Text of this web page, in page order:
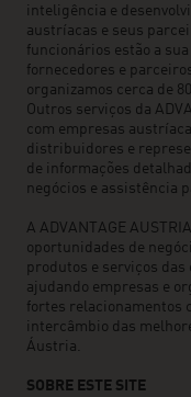
inteligência e
austríacas e seus
funcionários estão a
fornecedores e
organizamos cerca de
Outros serviços da
com empresas
distribuidores e
de informações
negócios e assistência
A ADVANTAGE
oportunidades de
produtos e serviços
ajudando empresas e
fortes relacionamentos
intercâmbio das
Áustria.
SOBRE ESTE SITE